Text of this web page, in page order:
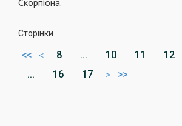
Скорпіона.
Сторінки
<< < 8 ... 10 11 12
...
16 17 > >>